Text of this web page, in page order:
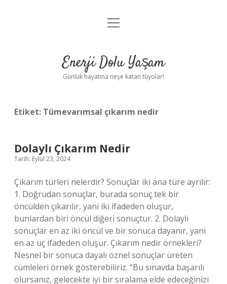
Anasayfa
Yasal Uyarı
menüyü
Enerji Dolu Yaşam
Günlük hayatına neşe katan tüyolar!
Etiket: Tümevarımsal çıkarım nedir
Dolaylı Çıkarım Nedir
Tarih: Eylül 23, 2024
Çıkarım türleri nelerdir? Sonuçlar iki ana türe ayrılır:
1. Doğrudan sonuçlar, burada sonuç tek bir
öncülden çıkarılır, yani iki ifadeden oluşur,
bunlardan biri öncül diğeri sonuçtur. 2. Dolaylı
sonuçlar en az iki öncül ve bir sonuca dayanır, yani
en az üç ifadeden oluşur. Çıkarım nedir örnekleri?
Nesnel bir sonuca dayalı öznel sonuçlar üreten
cümleleri örnek gösterebiliriz. “Bu sınavda başarılı
olursanız, gelecekte iyi bir sıralama elde edeceğinizi